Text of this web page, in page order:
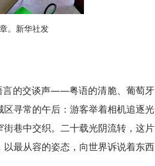
。新华社发
言的交谈声——粤语的清脆、葡萄牙
寻常的午后：游客举着相机追逐光
巷中交织。二十载光阴流转，这片
最从容的姿态，向世界诉说着东西